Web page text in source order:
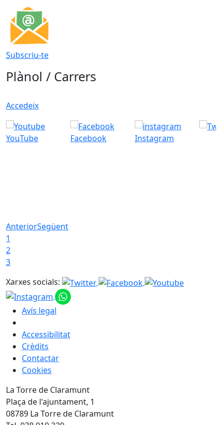
Subscriu-te
Plànol / Carrers
Accedeix
YouTube Facebook Instagram
AnteriorSegüent
1
2
3
Xarxes socials:
Avís legal
Accessibilitat
Crèdits
Contactar
Cookies
La Torre de Claramunt
Plaça de l'ajuntament, 1
08789 La Torre de Claramunt